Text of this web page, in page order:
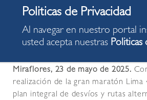
Miraflores acogerá la
deportiva y se anunció un plan
alternas para el domingo 25
Miraflores, 23 de mayo de 2025.
realización de la gran maratón Lima
plan integral de desvíos y rutas
Al navegar en nuestro portal
usted acepta nuestras Politicas